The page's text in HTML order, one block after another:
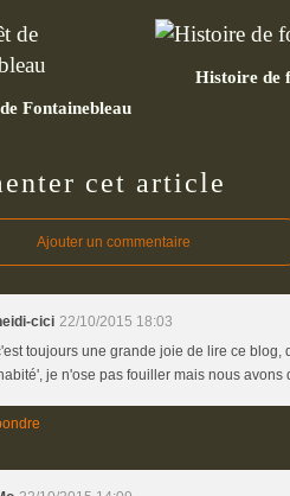
Fontainebleau
Histoire de
cet article
Ajouter un commentaire
cici 22/10/2015 18:03
toujours une grande joie de lire ce blog,
je n'ose pas fouiller mais nous